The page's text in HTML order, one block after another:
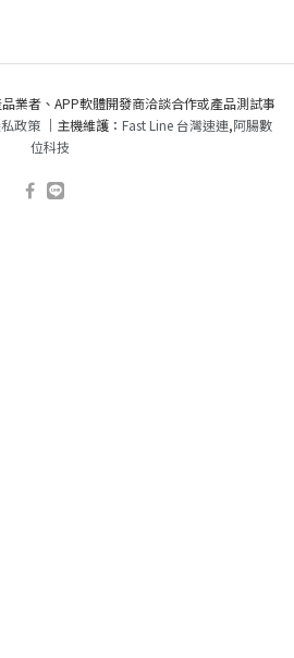
業者、APP軟體開發商洽談合作或產品測試事
政策｜主機維護： Fast Line 台灣速連,阿腸數
位科技